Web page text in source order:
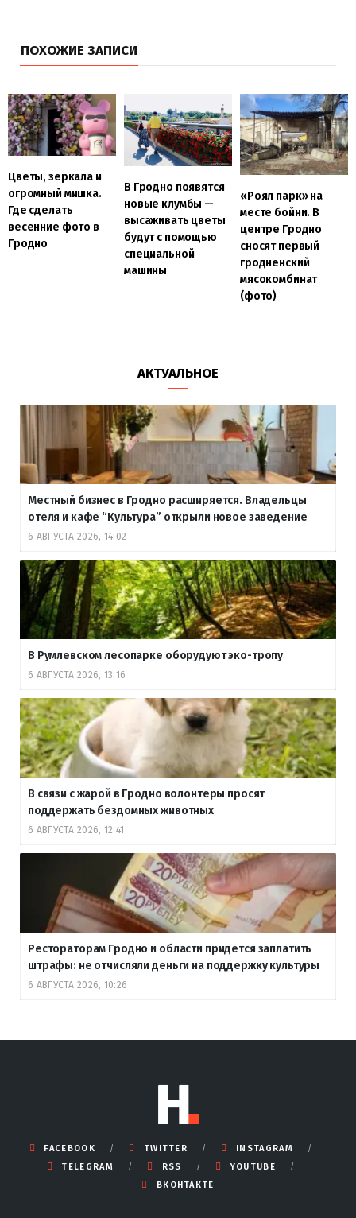
ПОХОЖИЕ ЗАПИСИ
Цветы, зеркала и
огромный мишка.
Где сделать
весенние фото в
Гродно
В Гродно появятся
новые клумбы —
высаживать цветы
будут с помощью
специальной
машины
«Роял парк» на
месте бойни. В
центре Гродно
сносят первый
гродненский
мясокомбинат
(фото)
АКТУАЛЬНОЕ
Местный бизнес в Гродно расширяется. Владельцы
отеля и кафе “Культура” открыли новое заведение
6 АВГУСТА 2026, 14:02
В Румлевском лесопарке оборудуют эко-тропу
6 АВГУСТА 2026, 13:16
В связи с жарой в Гродно волонтеры просят
поддержать бездомных животных
6 АВГУСТА 2026, 12:41
Рестораторам Гродно и области придется заплатить
штрафы: не отчисляли деньги на поддержку культуры
6 АВГУСТА 2026, 10:26
FACEBOOK TWITTER
INSTAGRAM
TELEGRAM
RSS
YOUTUBE
ВКОНТАКТЕ